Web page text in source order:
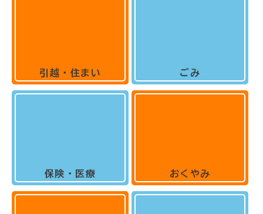
引越・住まい
保険・医療
ごみ
おくやみ